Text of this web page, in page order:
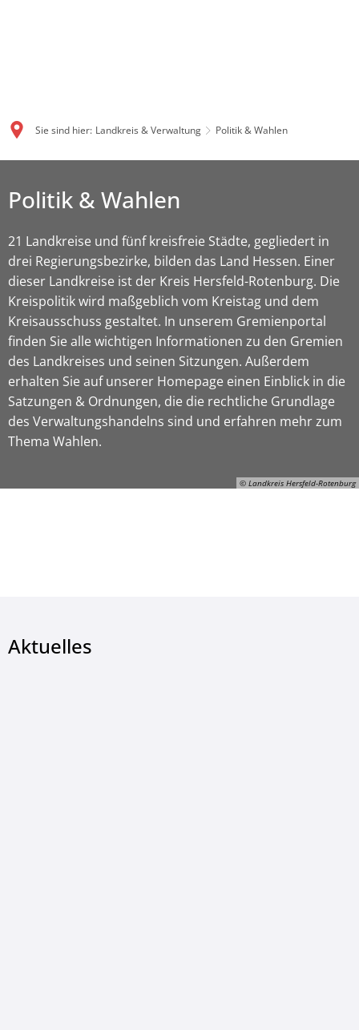
Sie sind hier: Landkreis & Verwaltung Politik & Wahlen
© Landkreis Hersfeld-Rotenburg
Politik & Wahlen
21 Landkreise und fünf kreisfreie Städte, gegliedert in
drei Regierungsbezirke, bilden das Land Hessen. Einer
dieser Landkreise ist der Kreis Hersfeld-Rotenburg. Die
Kreispolitik wird maßgeblich vom Kreistag und dem
Kreisausschuss gestaltet. In unserem Gremienportal
finden Sie alle wichtigen Informationen zu den Gremien
des Landkreises und seinen Sitzungen. Außerdem
erhalten Sie auf unserer Homepage einen Einblick in die
Satzungen & Ordnungen, die die rechtliche Grundlage
des Verwaltungshandelns sind und erfahren mehr zum
Thema Wahlen.
Aktuelles